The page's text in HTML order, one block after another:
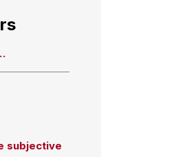
subjective